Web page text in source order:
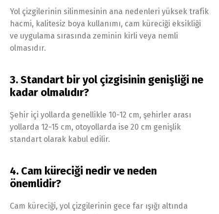
Yol çizgilerinin silinmesinin ana nedenleri yüksek trafik
hacmi, kalitesiz boya kullanımı, cam küreciği eksikliği
ve uygulama sırasında zeminin kirli veya nemli
olmasıdır.
3. Standart bir yol çizgisinin genişliği ne
kadar olmalıdır?
Şehir içi yollarda genellikle 10-12 cm, şehirler arası
yollarda 12-15 cm, otoyollarda ise 20 cm genişlik
standart olarak kabul edilir.
4. Cam küreciği nedir ve neden
önemlidir?
Cam küreciği, yol çizgilerinin gece far ışığı altında